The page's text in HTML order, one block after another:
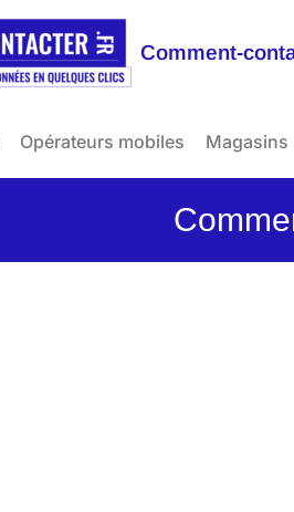
Comment-
Opérateurs mobiles Magasins